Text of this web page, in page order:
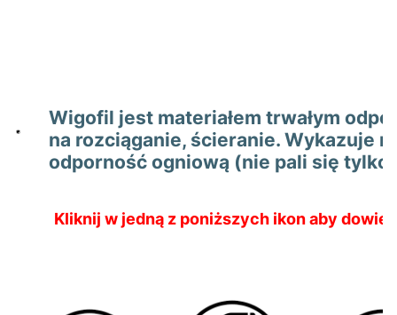
Wigofil jest materiałem trwałym
na rozciąganie, ścieranie. Wykazuje
odporność ogniową (nie pali się
Kliknij w jedną z poniższych ikon aby